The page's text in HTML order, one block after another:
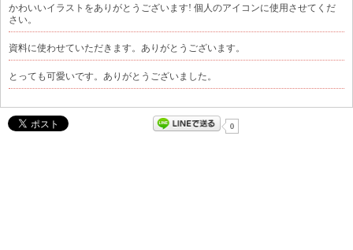
かわいいイラストをありがとうございます! 個人のアイコンに使用させてくだ
さい。
資料に使わせていただきます。ありがとうございます。
とっても可愛いです。ありがとうございました。
0